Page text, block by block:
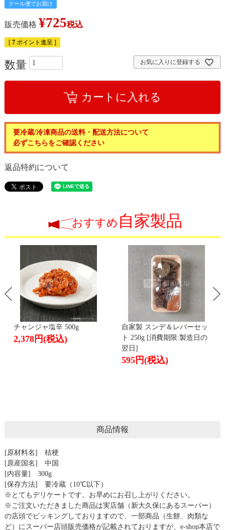
クール便でお届け
販売価格 ¥725税込
[ 7 ポイント進呈 ]
お気に入りに登録する
カートに入れる
要冷蔵/冷凍商品の送料・配送方法について
必ずこちらをご確認ください
返品特約について
おすすめ 自家製品
自家製 スンデ＆レバーセッ
ト 250g [消費期限:製造日の
自家製 肉の煮漬け(ジャンジ
ョリム) 250g[消費期限:2日
後]
677円(税込)
商品情報
[原材料名] 桔梗
[原産国名] 中国
[内容量] 300g
[保存方法] 要冷蔵（10℃以下）
※とてもデリケートです。お早めにお召し上がりください。
※ご注文いただきました商品は実店舗（新大久保にあるスーパー）
の店頭でピッキングしておりますので、一部商品（生餅、肉類な
ど）にスーパー店頭販売価格が記載されておりますが、e-shop本店で